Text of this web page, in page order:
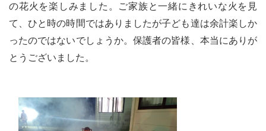
の花火を楽しみました。ご家族と一緒にきれいな火を見
て、ひと時の時間ではありましたが子ども達は余計楽しか
ったのではないでしょうか。保護者の皆様、本当にありが
とうございました。